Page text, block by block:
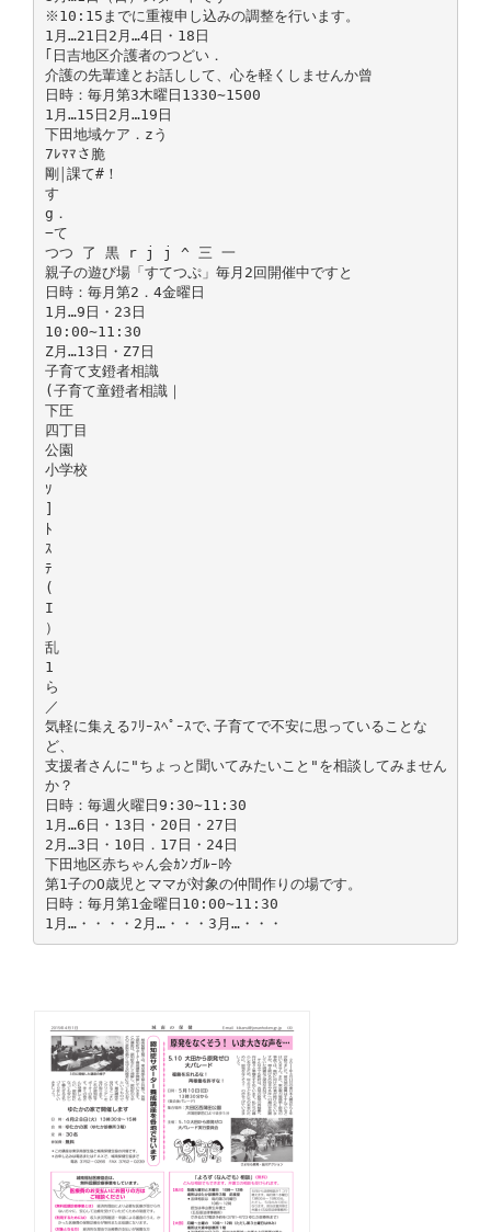
※10:15までに重複申し込みの調整を行います。
1月…21日2月…4日・18日
｢日吉地区介護者のつどい．
介護の先輩達とお話しして、心を軽くしませんか曾
日時：毎月第3木曜日1330∼1500
1月…15日2月…19日
下田地域ケア．zう
7ﾚﾏﾏさ脆
剛￨課て#！
す
g．
−て
つつ 了 黒 r j j ^ 三 一
親子の遊び場「すてつぷ」毎月2回開催中ですと
日時：毎月第2．4金曜日
1月…9日・23日
10:00∼11:30
Z月…13日・Z7日
子育て支鐙者相識
(子育て童鐙者相識｜
下圧
四丁目
公園
小学校
ｿ
]
ﾄ
ｽ
ﾃ
(
I
）
乱
1
ら
／
気軽に集えるﾌﾘｰｽﾍﾟｰｽで､子育てで不安に思っていることな
ど、
支援者さんに"ちょっと聞いてみたいこと"を相談してみません
か？
日時：毎週火曜日9:30∼11:30
1月…6日・13日・20日・27日
2月…3日・10日．17日・24日
下田地区赤ちゃん会ｶﾝガﾙｰ吟
第1子のO歳児とママが対象の仲間作りの場です。
日時：毎月第1金曜日10:00∼11:30